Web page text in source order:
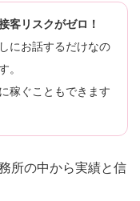
客リスクがゼロ！
にお話するだけなの
。
稼ぐこともできます
所の中から実績と信